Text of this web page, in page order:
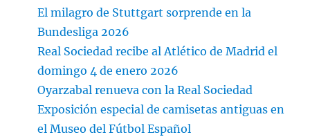
El milagro de Stuttgart sorprende en la
Bundesliga 2026
Real Sociedad recibe al Atlético de Madrid el
domingo 4 de enero 2026
Oyarzabal renueva con la Real Sociedad
Exposición especial de camisetas antiguas en
el Museo del Fútbol Español